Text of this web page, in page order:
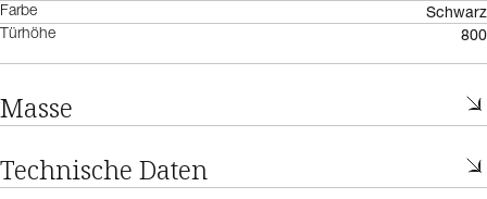
Farbe Schwarz
Türhöhe 800
Masse
Technische Daten